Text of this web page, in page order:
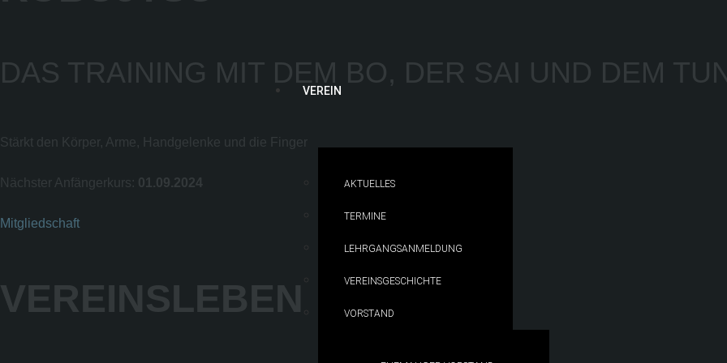
VEREIN
AKTUELLES
TERMINE
LEHRGANGSANMELDUNG
VEREINSGESCHICHTE
VORSTAND
DAS TRAINING MIT DEM BO, DER SAI UND DEM
Stärkt den Körper, Arme, Handgelenke und die Finger
Nächster Anfängerkurs: 01.09.2024
Mitgliedschaft
VEREINSLEBEN